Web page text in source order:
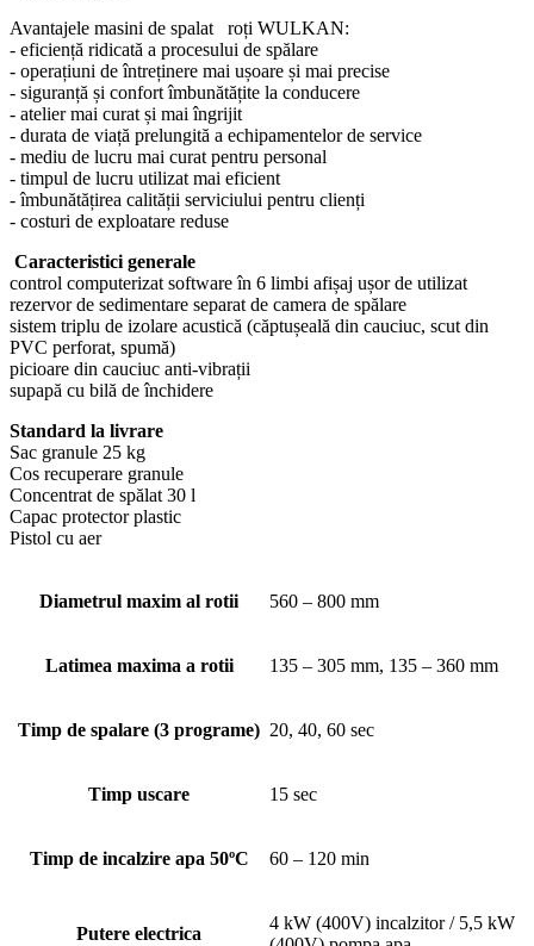
Avantajele masini de spalat roți WULKAN:
- eficiență ridicată a procesului de spălare
- operațiuni de întreținere mai ușoare și mai precise
- siguranță și confort îmbunătățite la conducere
- atelier mai curat și mai îngrijit
- durata de viață prelungită a echipamentelor de service
- mediu de lucru mai curat pentru personal
- timpul de lucru utilizat mai eficient
- îmbunătățirea calității serviciului pentru clienți
- costuri de exploatare reduse
Caracteristici generale
control computerizat software în 6 limbi afișaj ușor de utilizat
rezervor de sedimentare separat de camera de spălare
sistem triplu de izolare acustică (căptușeală din cauciuc, scut din
PVC perforat, spumă)
picioare din cauciuc anti-vibrații
supapă cu bilă de închidere
Standard la livrare
Sac granule 25 kg
Cos recuperare granule
Concentrat de spălat 30 l
Capac protector plastic
Pistol cu ​​aer
Diametrul maxim al rotii 560 – 800 mm
Latimea maxima a rotii 135 – 305 mm, 135 – 360 mm
Timp de spalare (3 programe) 20, 40, 60 sec
Timp uscare 15 sec
Timp de incalzire apa 50ºC 60 – 120 min
Putere electrica
4 kW (400V) incalzitor / 5,5 kW